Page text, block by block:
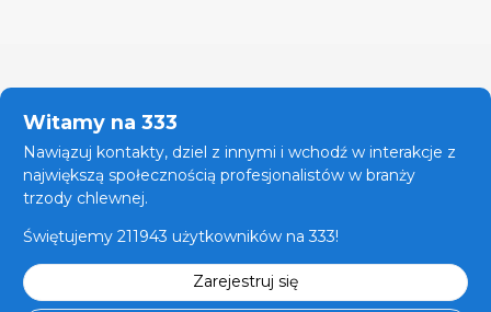
Witamy na 333
Nawiązuj kontakty, dziel z innymi i wchodź w interakcje z
największą społecznością profesjonalistów w branży
trzody chlewnej.
Świętujemy 211943 użytkowników na 333!
Zarejestruj się